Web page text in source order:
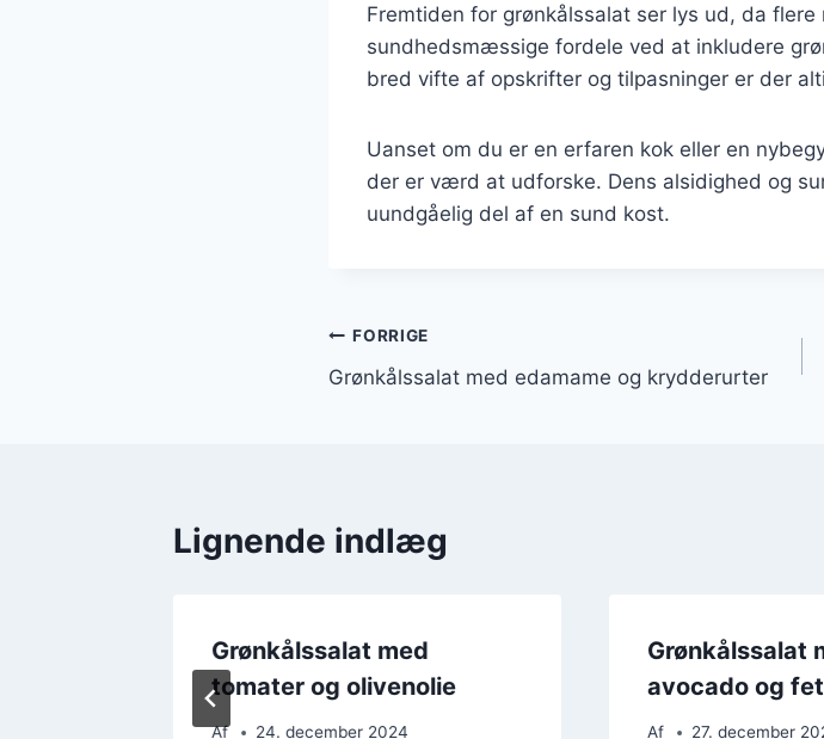
Fremtiden for grønkålssalat ser lys ud, da
sundhedsmæssige fordele ved at inkludere
bred vifte af opskrifter og tilpasninger er der
Uanset om du er en erfaren kok eller en
der er værd at udforske. Dens alsidighed og
uundgåelig del af en sund kost.
Indlægsnavigation
FORRIGE
Grønkålssalat med edamame og krydderurter
Lignende indlæg
Grønkålssalat med
tomater og olivenolie
Af 24. december 2024
Grønkålssalat
avocado og
Af 27. december